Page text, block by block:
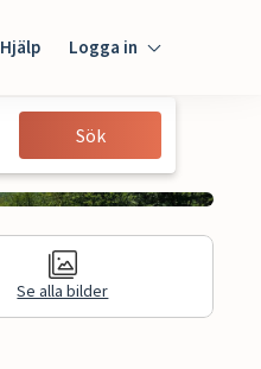
Hjälp Logga in
Gäst
Sök
Se alla bilder